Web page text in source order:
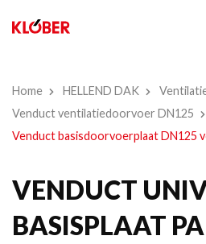
Home HELLEND DAK
Venduct ventilatiedoorvoer DN125
Venduct basisdoorvoerplaat DN125
VENDUCT
BASISPLAAT